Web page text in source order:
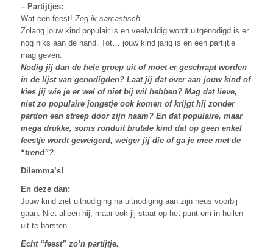
– Partijtjes:
Wat een feest!Zeg ik sarcastisch.
Zolang jouw kind populair is en veelvuldig wordt uitgenodigd is er
nog niks aan de hand. Tot… jouw kind jarig is en een partijtje
mag geven.
Nodig jij dan de hele groep uit of moet er geschrapt worden
in de lijst van genodigden? Laat jij dat over aan jouw kind of
kies jij wie je er wel of niet bij wil hebben? Mag dat lieve,
niet zo populaire jongetje ook komen of krijgt hij zonder
pardon een streep door zijn naam? En dat populaire, maar
mega drukke, soms ronduit brutale kind dat op geen enkel
feestje wordt geweigerd, weiger jij die of ga je mee met de
“trend”?
Dilemma’s!
En deze dan:
Jouw kind ziet uitnodiging na uitnodiging aan zijn neus voorbij
gaan. Niet alleen hij, maar ook jij staat op het punt om in huilen
uit te barsten.
Echt “feest” zo’n partijtje.